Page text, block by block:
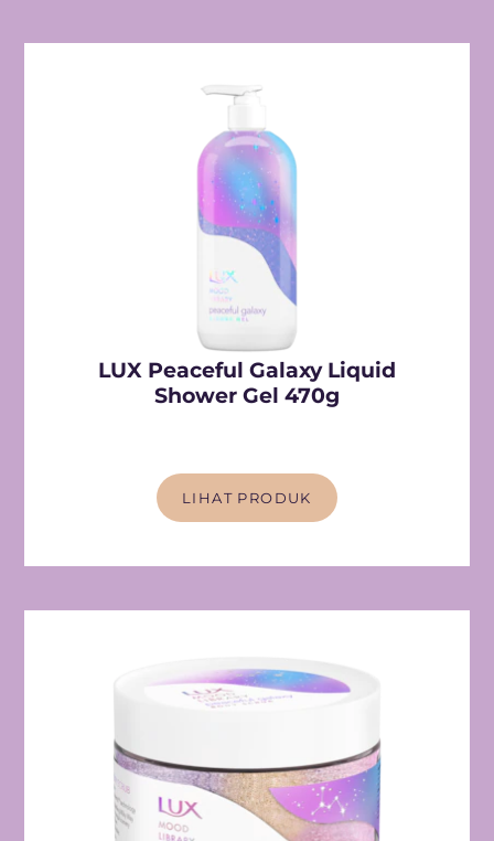
LUX Peaceful Galaxy Liquid
Shower Gel 470g
LIHAT PRODUK